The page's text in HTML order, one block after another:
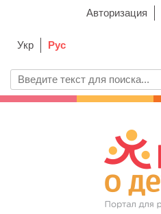
Авторизация
Укр Рус